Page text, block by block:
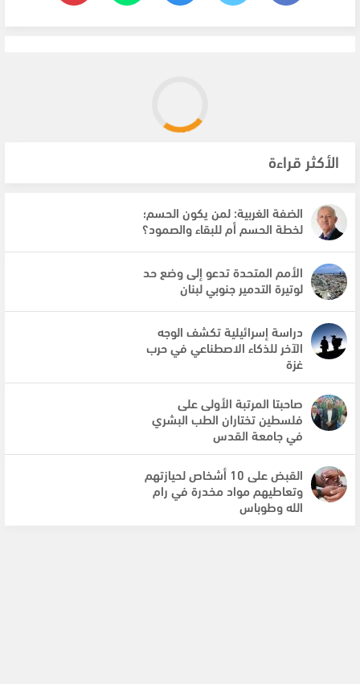
الأكثر قراءة
الضفة الغربية: لمن يكون الحسم؛
لخطة الحسم أم للبقاء والصمود؟
الأمم المتحدة تدعو إلى وضع حد
لوتيرة التدمير جنوبي لبنان
دراسة إسرائيلية تكشف الوجه
الآخر للذكاء الاصطناعي في حرب
غزة
صاحبتا المرتبة الأولى على
فلسطين تختاران الطب البشري
في جامعة القدس
القبض على 10 أشخاص لحيازتهم
وتعاطيهم مواد مخدرة في رام
الله وطوباس